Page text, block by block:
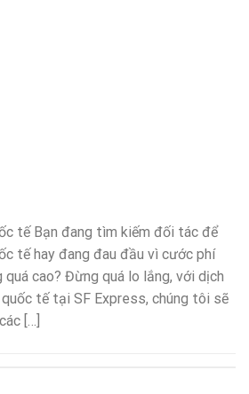
tế Bạn đang tìm kiếm đối tác để
tế hay đang đau đầu vì cước phí
cao? Đừng quá lo lắng, với dịch
quốc tế tại SF Express, chúng tôi sẽ
[…]